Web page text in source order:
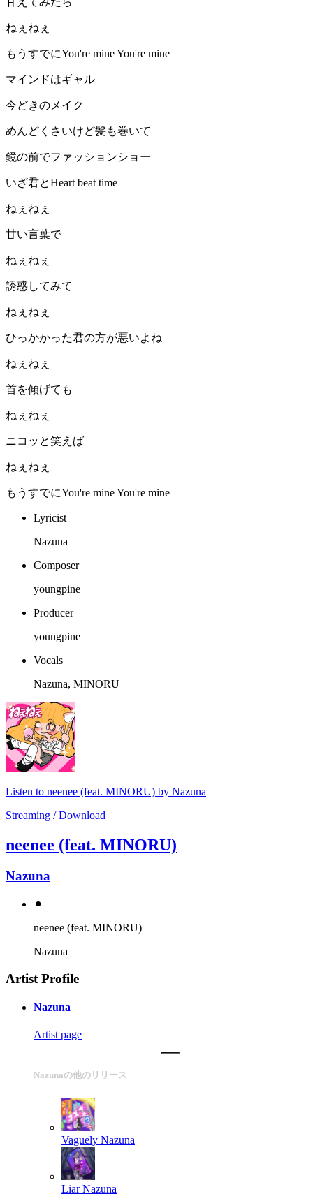
ねぇねぇ
もうすでにYou're mine You're mine
マインドはギャル
今どきのメイク
めんどくさいけど髪も巻いて
鏡の前でファッションショー
いざ君とHeart beat time
ねぇねぇ
甘い言葉で
ねぇねぇ
誘惑してみて
ねぇねぇ
ひっかかった君の方が悪いよね
ねぇねぇ
首を傾げても
ねぇねぇ
ニコッと笑えば
ねぇねぇ
もうすでにYou're mine You're mine
Lyricist
Nazuna
Composer
youngpine
Producer
youngpine
Vocals
Nazuna, MINORU
Listen to neenee (feat. MINORU) by Nazuna
Streaming / Download
neenee (feat. MINORU)
Nazuna
⚫︎
neenee (feat. MINORU)
Nazuna
Artist Profile
Nazuna
Artist page
Nazunaの他のリリース
Vaguely Nazuna
Liar Nazuna